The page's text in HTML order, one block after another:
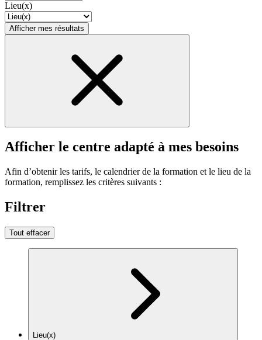
Lieu(x)
Afficher mes résultats
Afficher le centre adapté à mes besoins
Afin d’obtenir les tarifs, le calendrier de la formation et le lieu de la
formation, remplissez les critères suivants :
Filtrer
Tout effacer
Lieu(x)